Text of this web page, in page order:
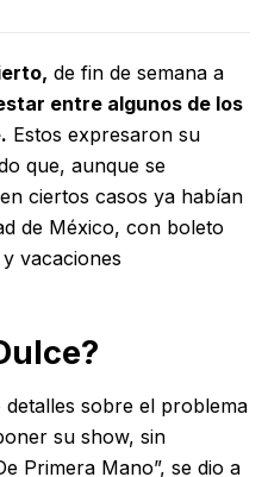
de fin de semana a
entre algunos de los
Estos expresaron su
que, aunque se
ciertos casos ya habían
de México, con boleto
vacaciones
sobre el problema
su show, sin
Primera Mano”, se dio a